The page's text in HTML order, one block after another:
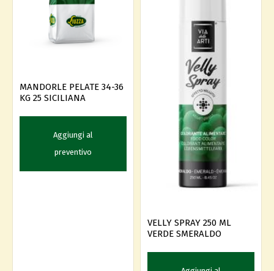
MANDORLE PELATE 34-36
KG 25 SICILIANA
Aggiungi al
preventivo
VELLY SPRAY 250 ML
VERDE SMERALDO